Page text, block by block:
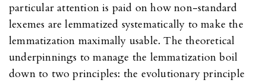
particular attention is paid on how non-standard
lexemes are lemmatized systematically to make the
lemmatization maximally usable. The theoretical
underpinnings to manage the lemmatization boil
down to two principles: the evolutionary principle